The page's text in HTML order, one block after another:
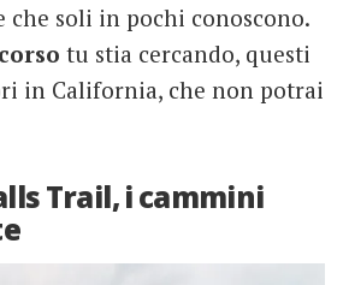
che soli in pochi conoscono.
tu stia cercando, questi
in California, che non potrai
Trail, i cammini